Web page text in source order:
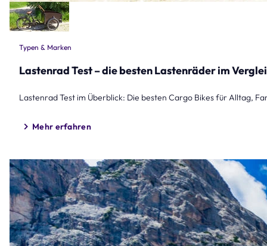
Typen & Marken
Lastenrad Test – die besten Lastenräder im
Lastenrad Test im Überblick: Die besten Cargo Bikes für Alltag,
Mehr erfahren